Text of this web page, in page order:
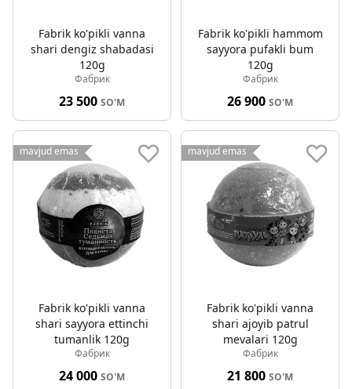
Fabrik ko'pikli vanna
shari dengiz shabadasi
120g
Фабрик
23 500 SO'M
Fabrik ko'pikli hammom
sayyora pufakli bum
120g
Фабрик
26 900 SO'M
mavjud emas
Fabrik ko'pikli vanna
shari sayyora ettinchi
tumanlik 120g
Фабрик
24 000 SO'M
mavjud emas
Fabrik ko'pikli vanna
shari ajoyib patrul
mevalari 120g
Фабрик
21 800 SO'M